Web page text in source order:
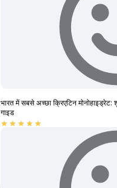
भारत में सबसे अच्छा क्रिएटिन मोनोहाइड्रेट:
गाइड
star star star star star